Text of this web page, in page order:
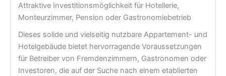
Attraktive Investitionsmöglichkeit für Hotellerie,
Monteurzimmer, Pension oder Gastronomiebetrieb
Dieses solide und vielseitig nutzbare Appartement- und
Hotelgebäude bietet hervorragende Voraussetzungen
für Betreiber von Fremdenzimmern, Gastronomen oder
Investoren, die auf der Suche nach einem etablierten